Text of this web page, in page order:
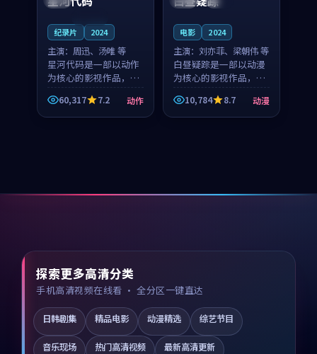
纪录片 2024
主演： 周迅、汤唯 等
星河代码是一部以动作
为核心的影视作品，围
绕危机、反转与人物成
长展开，整体节奏紧
凑，值得推荐观看。
60,317 7.2 动作
电影 2024
主演： 刘亦菲、梁朝伟 等
白昼疑踪是一部以动漫
为核心的影视作品，围
绕危机、反转与人物成
长展开，整体节奏紧
凑，值得推荐观看。
10,784 8.7 动漫
探索更多高清分类
手机高清视频在线看 · 全分区一键直达
日韩剧集 精品电影 动漫精选 综艺节目
音乐现场 热门高清视频 最新高清更新